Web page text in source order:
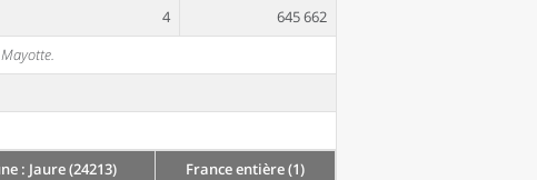
4
645 662
: Jaure (24213)
France entière (1)